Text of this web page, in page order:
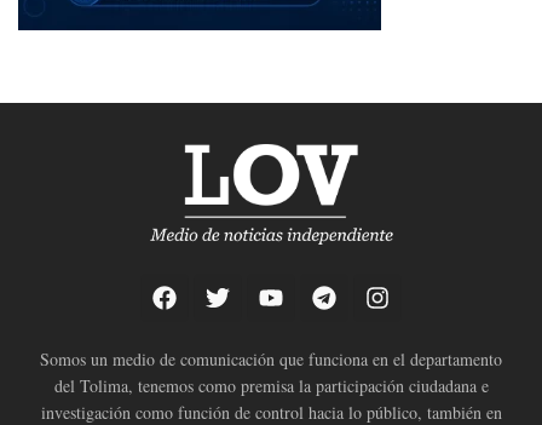
Somos un medio de comunicación que funciona en el departamento
del Tolima, tenemos como premisa la participación ciudadana e
investigación como función de control hacia lo público, también en